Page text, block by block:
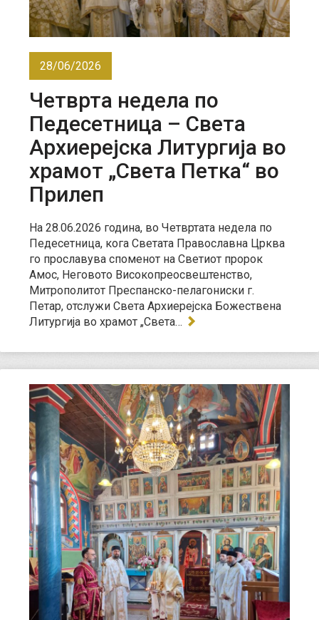
28/06/2026
Четврта недела по
Педесетница – Света
Архиерејска Литургија во
храмот „Света Петка“ во
Прилеп
На 28.06.2026 година, во Четвртата недела по
Педесетница, кога Светата Православна Црква
го прославува споменот на Светиот пророк
Амос, Неговото Високопреосвештенство,
Митрополитот Преспанско-пелагониски г.
Петар, отслужи Света Архиерејска Божествена
Литургија во храмот „Света…